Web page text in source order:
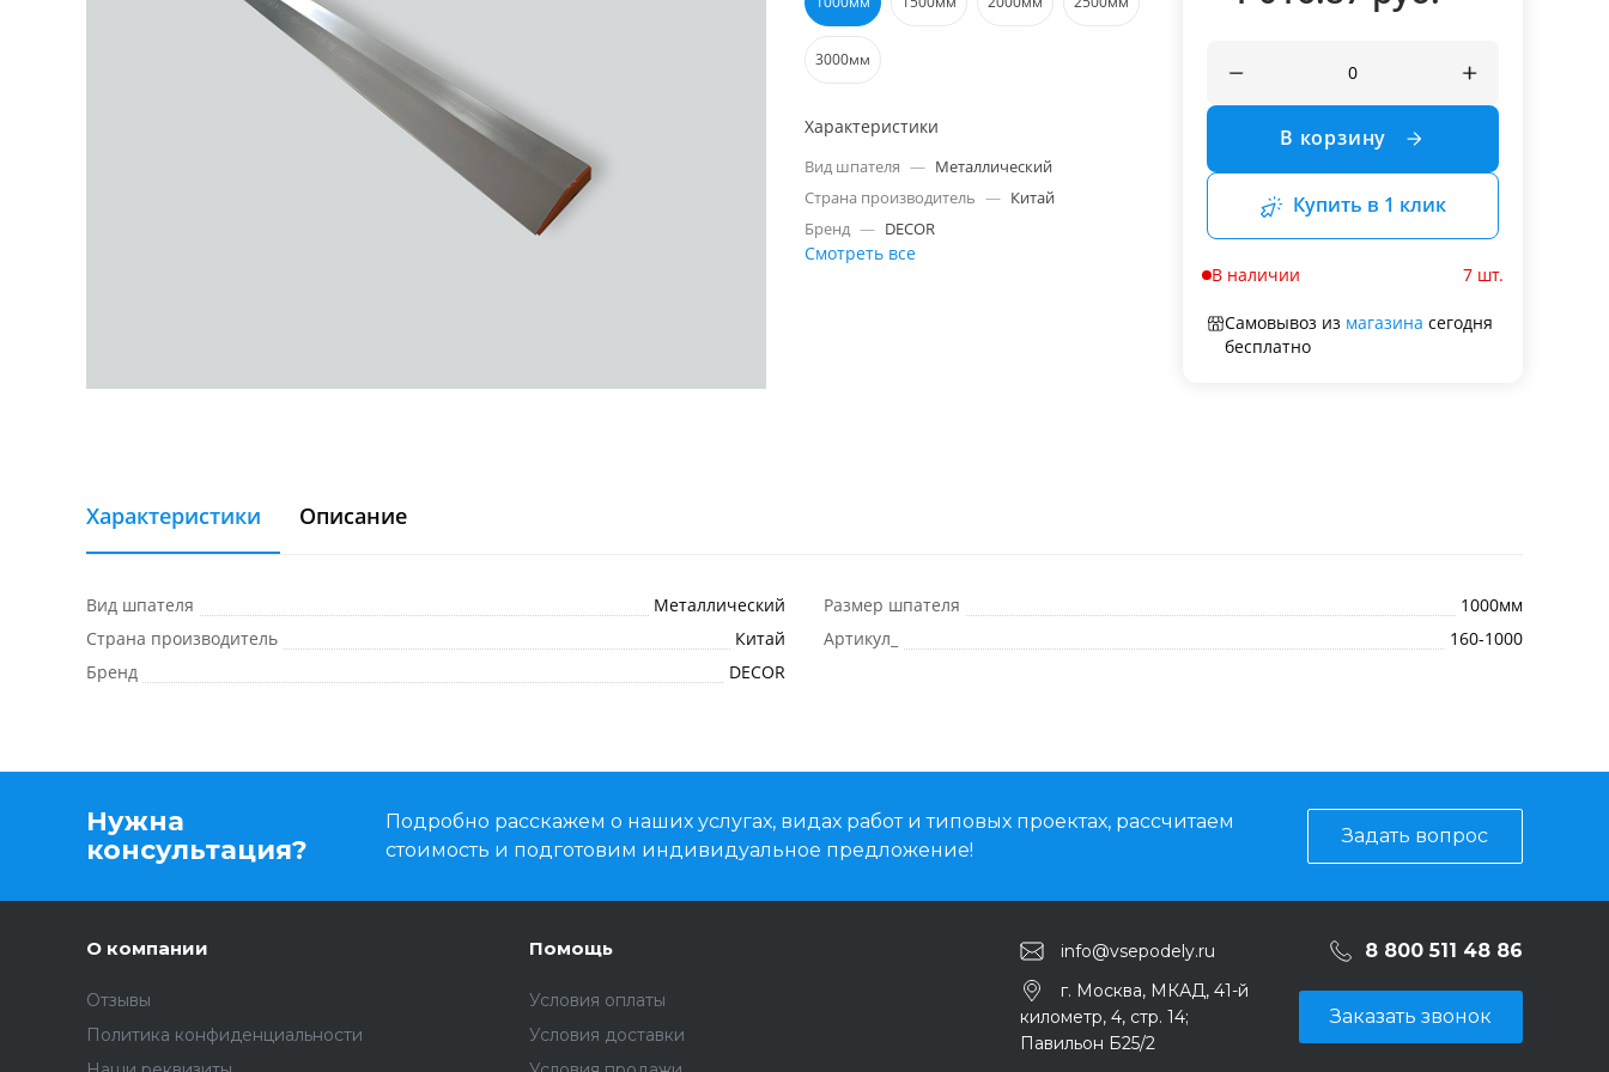
3000мм
Характеристики
Вид шпателя — Металлический
Страна производитель — Китай
Бренд — DECOR
Смотреть все
В корзину
Купить в 1 клик
В наличии 7 шт.
Самовывоз из магазина сегодня
бесплатно
Характеристики Описание
Вид шпателя
Металлический
Страна производитель
Китай
Бренд
DECOR
Размер шпателя
1000мм
Артикул_
160-1000
Нужна
консультация?
Подробно расскажем о наших услугах, видах работ и типовых проектах, рассчитаем
стоимость и подготовим индивидуальное предложение!
Задать вопрос
О компании
Отзывы
Политика конфиденциальности
Помощь
Условия оплаты
Условия доставки
info@vsepodely.ru 8 800 511 48 86
г. Москва, МКАД, 41-й
километр, 4, стр. 14;
Павильон Б25/2
Заказать звонок